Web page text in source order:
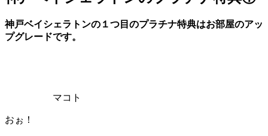
神戸ベイシェラトンの１つ目のプラチナ特典はお部屋のアッ
プグレードです。
マコト
おぉ！